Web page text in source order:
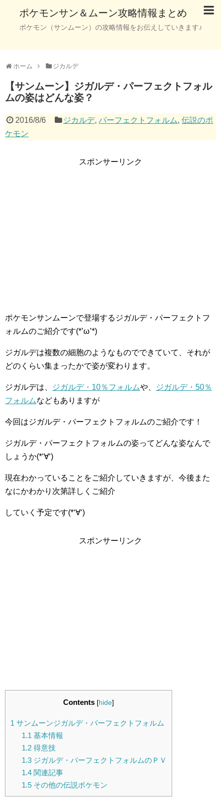
ポケモンサン＆ムーン攻略情報まとめ
ポケモン（サンムーン）の攻略情報をお伝えしていきます♪
ホーム ジカルデ
【サンムーン】ジガルデ・パーフェクトフォル
ムの姿はどんな姿？
2016/8/6 ジカルデ,パーフェクトフォルム,伝説のポ
ケモン
スポンサーリンク
ポケモンサンムーンで登場するジガルデ・パーフェクトフ
ォルムのご紹介です(*’ω’*)
ジガルデは複数の細胞のようなものでできていて、それが
どのくらい集まったかで姿が変わります。
ジガルデは、 ジガルデ・10％フォルムや、
ジガルデ・50％
フォルムなどもありますが
今回はジガルデ・パーフェクトフォルムのご紹介です！
ジガルデ・パーフェクトフォルムの姿ってどんな姿なんで
しょうか(*‘∀‘)
現在わかっていることをご紹介していきますが、今後また
なにかわかり次第詳しくご紹介
していく予定です(*‘∀‘)
スポンサーリンク
Contents [hide]
1 サンムーンジガルデ・パーフェクトフォルム
1.1 基本情報
1.2得意技
1.3ジガルデ・パーフェクトフォルムのＰＶ
1.4関連記事
1.5その他の伝説ポケモン